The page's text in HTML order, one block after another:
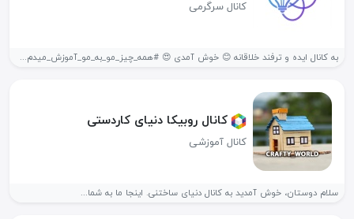
کانال سرگرمی
به کانال ایده و ترفند خلاقانه 😊 خوش آمدی 😍 #همه_چیز_مو_به‌_مو_آموزش_میدم👇 ✔️با...
کانال روبیکا دنیای کاردستی
کانال آموزشی
سلام دوستان، خوش آمدید به کانال دنیای ساختنی. اینجا ما به شما...